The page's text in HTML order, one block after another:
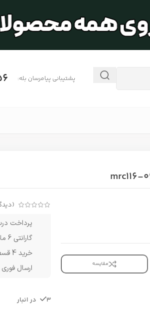
پشتیبانی پیامرسان بله:
مقایسه
پرداخت
گارانتی 6 ماهه محصولات
خرید 4 قسط با اسنپ پی بدون سود
ارسال
3 در انبار